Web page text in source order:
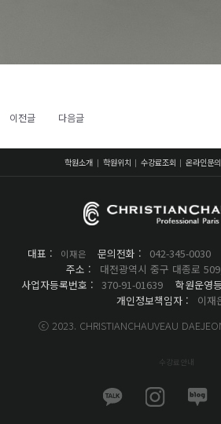
이전글 다음글
학원소개 학원위치 수강료조회 온라인문의
대표 : 이재은 문의전화 : 042-345-0030
주소 :
대전광역시 중구 대종로
사업자등록번호 : 370-91-01639 학원운영
개인정보책임자 :
이재
ⓒ 2023. CHRISTIANCHAUVEAU
수강료안내